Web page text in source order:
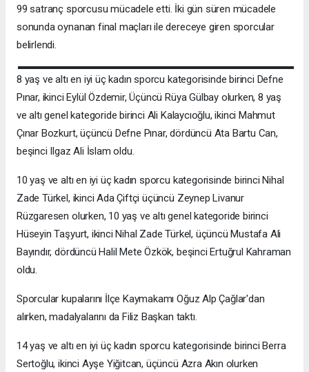
99 satranç sporcusu mücadele etti. İki gün süren mücadele
sonunda oynanan final maçları ile dereceye giren sporcular
belirlendi.
8 yaş ve altı en iyi üç kadın sporcu kategorisinde birinci Defne
Pınar, ikinci Eylül Özdemir, Üçüncü Rüya Gülbay olurken, 8 yaş
ve altı genel kategoride birinci Ali Kalaycıoğlu, ikinci Mahmut
Çınar Bozkurt, üçüncü Defne Pınar, dördüncü Ata Bartu Can,
beşinci Ilgaz Ali İslam oldu.
10 yaş ve altı en iyi üç kadın sporcu kategorisinde birinci Nihal
Zade Türkel, ikinci Ada Çiftçi üçüncü Zeynep Livanur
Rüzgaresen olurken, 10 yaş ve altı genel kategoride birinci
Hüseyin Taşyurt, ikinci Nihal Zade Türkel, üçüncü Mustafa Ali
Bayındır, dördüncü Halil Mete Özkök, beşinci Ertuğrul Kahraman
oldu.
Sporcular kupalarını İlçe Kaymakamı Oğuz Alp Çağlar'dan
alırken, madalyalarını da Filiz Başkan taktı.
14 yaş ve altı en iyi üç kadın sporcu kategorisinde birinci Berra
Sertoğlu, ikinci Ayşe Yiğitcan, üçüncü Azra Akın olurken